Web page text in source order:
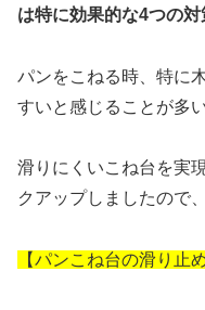
は特に効果的な4つの対
パンをこねる時、特に
すいと感じることが多
滑りにくいこね台を実
クアップしましたので
【パンこね台の滑り止